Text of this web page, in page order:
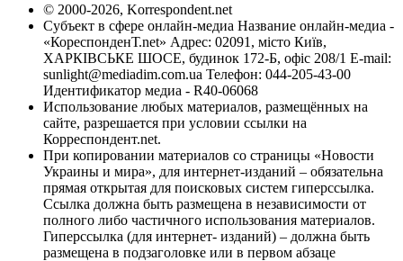
© 2000-2026, Korrespondent.net
Субъект в сфере онлайн-медиа Название онлайн-медиа -
«КореспонденТ.net» Адрес: 02091, місто Київ,
ХАРКІВСЬКЕ ШОСЕ, будинок 172-Б, офіс 208/1 E-mail:
sunlight@mediadim.com.ua Телефон: 044-205-43-00
Идентификатор медиа - R40-06068
Использование любых материалов, размещённых на
сайте, разрешается при условии ссылки на
Корреспондент.net.
При копировании материалов со страницы «Новости
Украины и мира», для интернет-изданий – обязательна
прямая открытая для поисковых систем гиперссылка.
Ссылка должна быть размещена в независимости от
полного либо частичного использования материалов.
Гиперссылка (для интернет- изданий) – должна быть
размещена в подзаголовке или в первом абзаце